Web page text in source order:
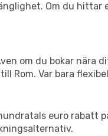
Om du
om du bokar
Var bara
euro rabatt